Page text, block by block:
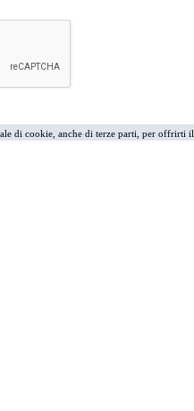
di cookie, anche di terze parti, per